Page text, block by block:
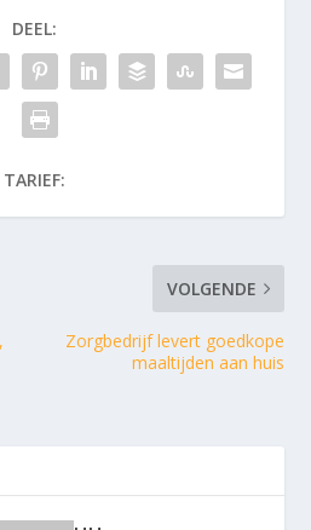
DEEL:
TARIEF:
VOLGENDE
Zorgbedrijf levert goedkope
maaltijden aan huis